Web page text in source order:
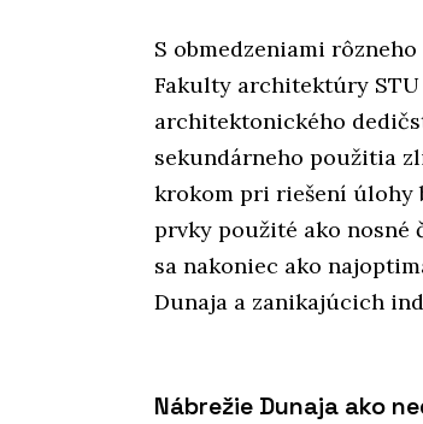
S obmedzeniami
Fakulty architektúry
architektonického
sekundárneho použitia
krokom pri riešení úlohy
prvky použité ako nosné
sa nakoniec ako
Dunaja a zanikajúcich
Nábrežie Dunaja ako